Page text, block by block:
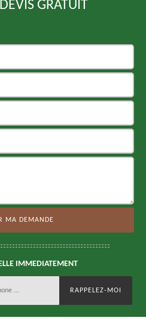
DEVIS GRATUIT
IMMEDIATEMENT